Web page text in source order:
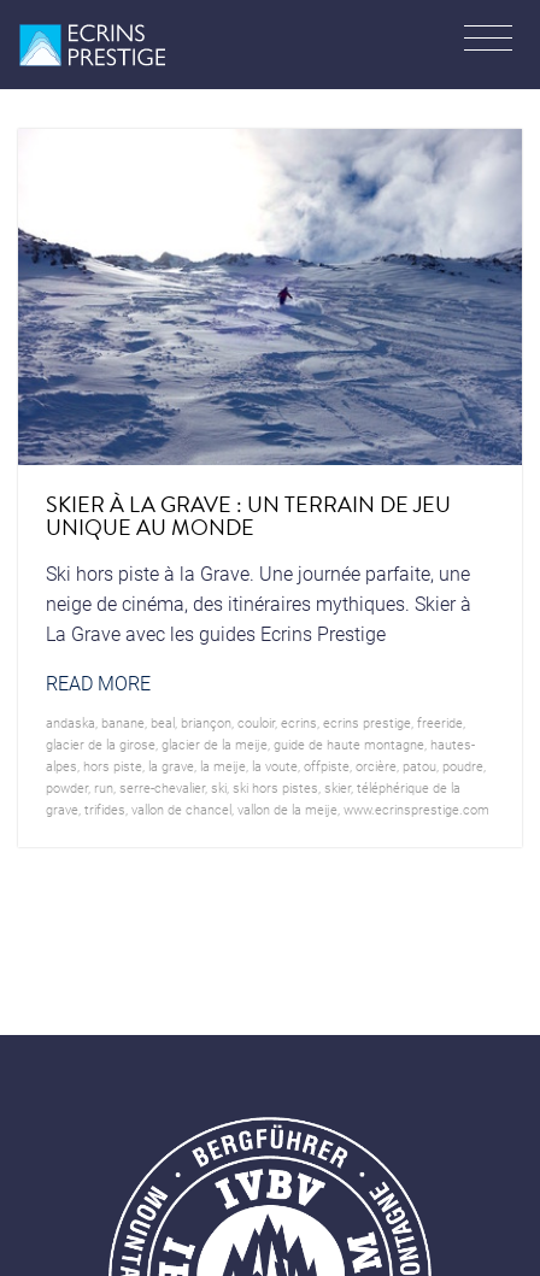
SKIER À LA GRAVE : UN TERRAIN DE JEU
UNIQUE AU MONDE
Ski hors piste à la Grave. Une journée parfaite, une
neige de cinéma, des itinéraires mythiques. Skier à
La Grave avec les guides Ecrins Prestige
READ MORE
andaska banane, beal, briançon couloir, ecrins ecrins prestige, freeride,
glacier de la girose, glacier de la meije, guide de haute montagne, hautes-
alpes hors piste, la grave, la meije, la voute, offpiste, orcière, patou poudre,
powder, run serre-chevalier, ski, ski hors pistes skier, téléphérique de la
grave, trifides vallon de chancel, vallon de la meije, www.ecrinsprestige.com